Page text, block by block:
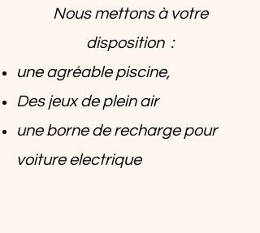
Nous mettons à votre
disposition :
une agréable piscine,
Des jeux de plein air
une borne de recharge pour
voiture electrique